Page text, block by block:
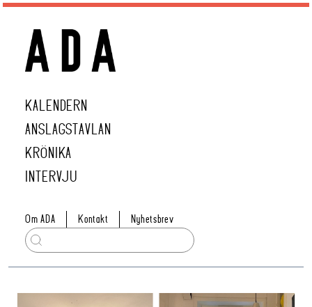
KALENDERN
ANSLAGSTAVLAN
KRÖNIKA
INTERVJU
Om ADA Kontakt Nyhetsbrev